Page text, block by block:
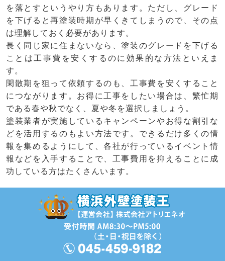
を落とすというやり方もあります。ただし、グレード
を下げると再塗装時期が早くきてしまうので、その点
は理解しておく必要があります。
長く同じ家に住まないなら、塗装のグレードを下げる
ことは工事費を安くするのに効果的な方法といえま
す。
閑散期を狙って依頼するのも、工事費を安くすること
につながります。お得に工事をしたい場合は、繁忙期
である春や秋でなく、夏や冬を選択しましょう。
塗装業者が実施しているキャンペーンやお得な割引な
どを活用するのもよい方法です。できるだけ多くの情
報を集めるようにして、各社が行っているイベント情
報などを入手することで、工事費用を抑えることに成
功している方はたくさんいます。